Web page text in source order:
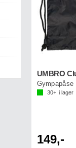
Gympapåse
30+ i lager
149,-